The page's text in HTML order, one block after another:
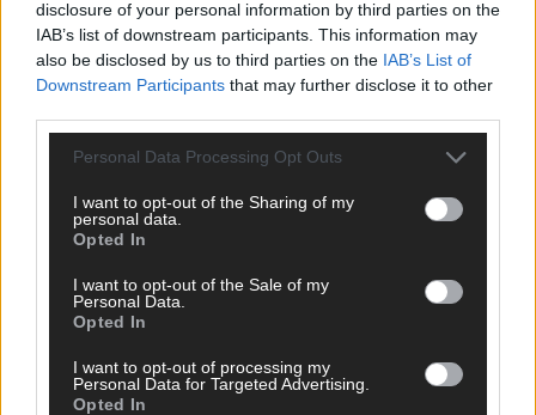
disclosure of your personal information by third parties on the
IAB’s list of downstream participants. This information may
also be disclosed by us to third parties on the IAB’s List of
Downstream Participants that may further disclose it to other
Personal Data Processing Opt Outs
I want to opt-out of the Sharing of my
personal data.
Opted In
I want to opt-out of the Sale of my
Personal Data.
Opted In
I want to opt-out of processing my
Personal Data for Targeted Advertising.
Opted In
SCHNELL ZUM RESSORT
Nachrichten
Wirtschaft
Ratgeber
Kommentar
Eurovision
FLASH – DAS VIDEOPORTAL